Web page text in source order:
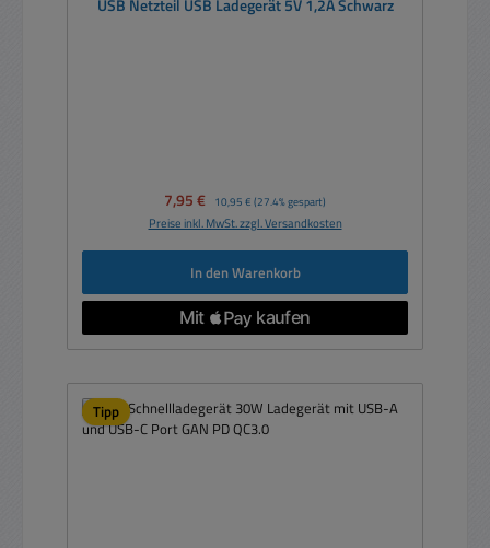
USB Netzteil USB Ladegerät 5V 1,2A Schwarz
Verkaufspreis:
7,95 € Regulärer Preis:
10,95 € (27.4% gespart)
Preise inkl. MwSt. zzgl. Versandkosten
In den Warenkorb
Tipp